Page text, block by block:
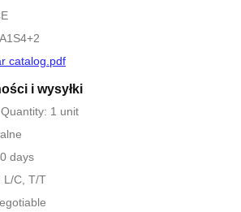
catalog.pdf
i wysyłki
1 unit
days
L/C, T/T